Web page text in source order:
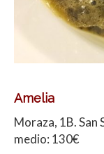
Amelia
Moraza, 1B. San
medio: 130€